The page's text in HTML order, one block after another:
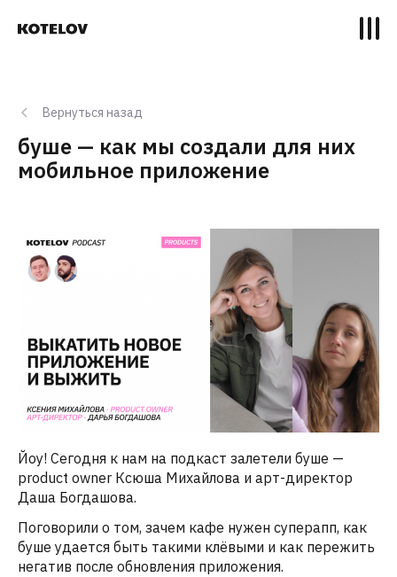
Вернуться назад
буше — как мы создали для них
мобильное приложение
Йоу! Сегодня к нам на подкаст залетели буше —
product owner Ксюша Михайлова и арт-директор
Даша Богдашова.
Поговорили о том, зачем кафе нужен суперапп, как
буше удается быть такими клёвыми и как пережить
негатив после обновления приложения.